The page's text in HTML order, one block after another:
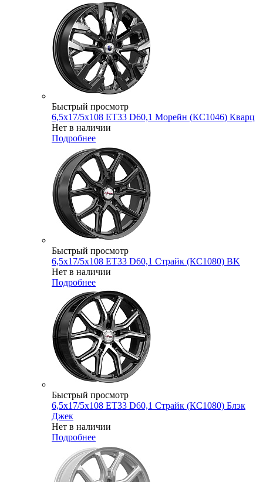
Быстрый просмотр
6,5x17/5x108 ET33 D60,1 Морейн (КС1046) Кварц
Нет в наличии
Подробнее
Быстрый просмотр
6,5x17/5x108 ET33 D60,1 Страйк (КС1080) BK
Нет в наличии
Подробнее
Быстрый просмотр
6,5x17/5x108 ET33 D60,1 Страйк (КС1080) Блэк
Джек
Нет в наличии
Подробнее